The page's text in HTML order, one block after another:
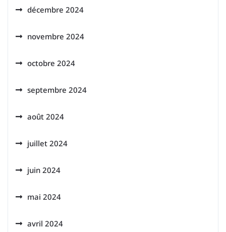
décembre 2024
novembre 2024
octobre 2024
septembre 2024
août 2024
juillet 2024
juin 2024
mai 2024
avril 2024